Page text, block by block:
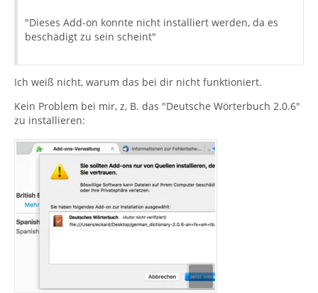
"Dieses Add-on konnte nicht installiert werden, da es
beschädigt zu sein scheint"
Ich weiß nicht, warum das bei dir nicht funktioniert.
Kein Problem bei mir, z, B. das "Deutsche Wörterbuch 2.0.6"
zu installieren: